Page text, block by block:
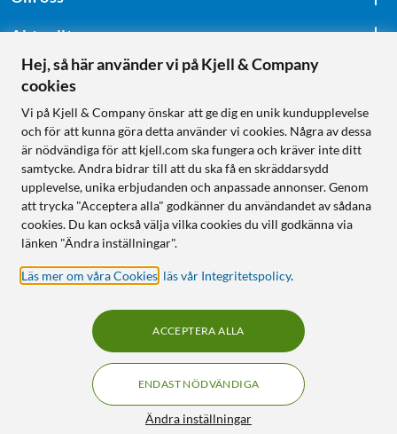
Aktuellt
Följ oss
Handla från:
Sverige
Norge
KUNSKAP OCH TILLBEHÖR TILL
HEMELEKTRONIK
Hej, så här använder vi på Kjell & Company
cookies
Vi på Kjell & Company önskar att ge dig en unik kundupplevelse
och för att kunna göra detta använder vi cookies. Några av dessa
är nödvändiga för att kjell.com ska fungera och kräver inte ditt
samtycke. Andra bidrar till att du ska få en skräddarsydd
upplevelse, unika erbjudanden och anpassade annonser. Genom
att trycka "Acceptera alla" godkänner du användandet av sådana
cookies. Du kan också välja vilka cookies du vill godkänna via
länken "Ändra inställningar".
Läs mer om våra Cookies läs vår Integritetspolicy.
Ändra inställningar
ENDAST NÖDVÄNDIGA
ACCEPTERA ALLA